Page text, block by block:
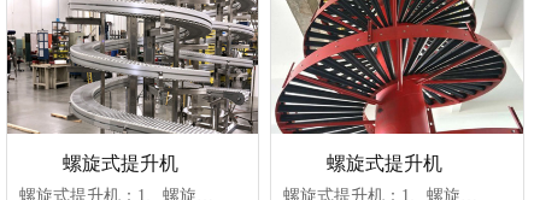
螺旋式提升机 螺旋式提升机